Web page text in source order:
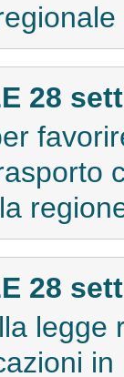
28
28